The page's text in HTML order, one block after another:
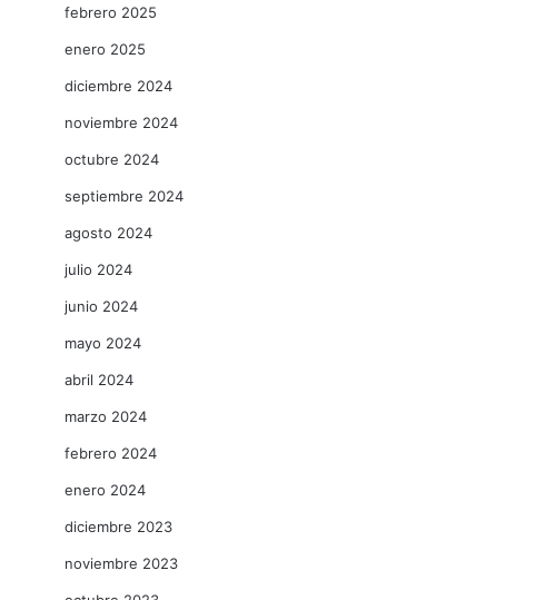
febrero 2025
enero 2025
diciembre 2024
noviembre 2024
octubre 2024
septiembre 2024
agosto 2024
julio 2024
junio 2024
mayo 2024
abril 2024
marzo 2024
febrero 2024
enero 2024
diciembre 2023
noviembre 2023